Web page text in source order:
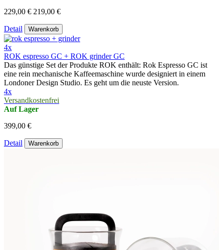
229,00 € 219,00 €
Detail Warenkorb
4x
ROK espresso GC + ROK grinder GC
Das günstige Set der Produkte ROK enthält: Rok Espresso GC ist
eine rein mechanische Kaffeemaschine wurde designiert in einem
Londoner Design Studio. Es geht um die neuste Version.
4x
Versandkostenfrei
Auf Lager
399,00 €
Detail Warenkorb